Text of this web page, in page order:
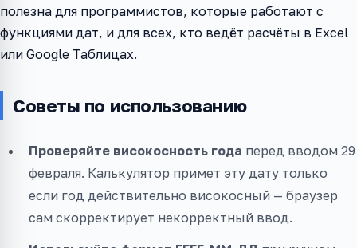
полезна для программистов, которые работают с
функциями дат, и для всех, кто ведёт расчёты в Excel
или Google Таблицах.
Советы по использованию
Проверяйте високосность года перед вводом 29
февраля. Калькулятор примет эту дату только
если год действительно високосный — браузер
сам скорректирует некорректный ввод.